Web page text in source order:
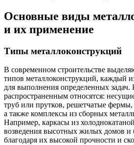
Основные виды
и их применение
Типы металлоконструкций
В современном строительстве
типов металлоконструкций, каждый
для выполнения определенных задач.
распространенным относятся:
труб или прутков, решетчатые
а также комплексы из сборных
Например, каркасы из
возведения высотных жилых домов и
благодаря их высокой прочности и